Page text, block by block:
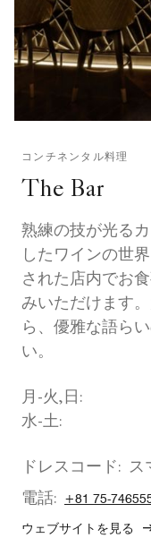
コンチネンタル料理
The Bar
熟練の技が光る
したワインの世
された店内でお
みいただけます
ら、優雅な語ら
い。
月-火,日:
水-土:
ドレスコード: ス
電話:
+81 75-
ウェブサイトを見る